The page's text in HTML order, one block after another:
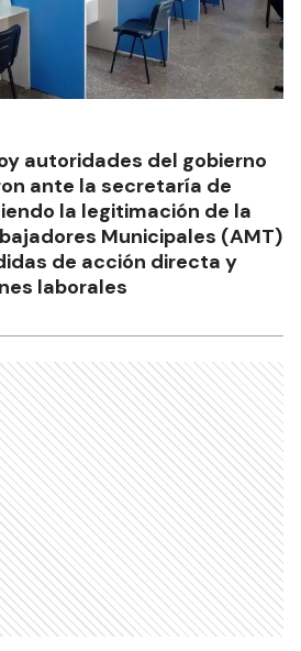
autoridades del gobierno
ante la secretaría de
la legitimación de la
Municipales (AMT)
de acción directa y
laborales